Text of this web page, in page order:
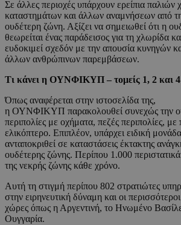
Σε άλλες περιοχές υπάρχουν ερείπια παλιών
καταστημάτων και άλλων αναμνήσεων από
ουδέτερη ζώνη. Αξίζει να σημειωθεί ότι η
θεωρείται ένας παράδεισος για τη χλωρίδα
ευδοκιμεί σχεδόν με την απουσία κυνηγών
άλλων ανθρώπινων παρεμβάσεων.
Τι κάνει η ΟΥΝΦΙΚΥΠ – τομείς 1, 2 και 4
Όπως αναφέρεται στην ιστοσελίδα της,
η ΟΥΝΦΙΚΥΠ παρακολουθεί συνεχώς την
περιπολίες με οχήματα, πεζές περιπολίες,
ελικόπτερο. Επιπλέον, υπάρχει ειδική
ανταποκριθεί σε καταστάσεις έκτακτης
ουδέτερης ζώνης. Περίπου 1.000
της νεκρής ζώνης κάθε χρόνο.
Αυτή τη στιγμή περίπου 802 στρατιώτες
στην ειρηνευτική δύναμη και οι
χώρες όπως η Αργεντινή, το Ηνωμένο
Ουγγαρία.